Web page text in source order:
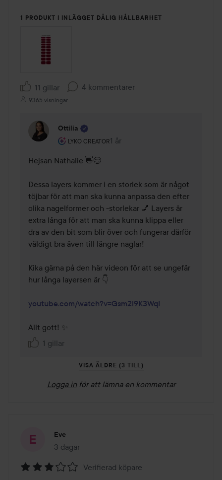
1 PRODUKT I INLÄGGET DÅLIG HÅLLBARHET
11 gillar 4 kommentarer
9365 visningar
Ottilia
LYKO CREATOR
Användarens roll: Lyko Creator.
1 år
Kommentaren lades 1 år
Hejsan Nathalie 👋😊
Dessa layers kommer i en storlek som är något
töjbar för att man ska kunna anpassa den efter
olika nagelformer och -storlekar 💅 Layers är
extra långa för att man ska kunna klippa eller
dra av den bit som blir över och fungerar därför
väldigt bra även till längre naglar!
Kika gärna på den här videon för att se ungefär
hur långa layersen är 👇
youtube.com/watch?v=Gsm2l9K3WqI
Allt gott! ✨
1 gillar
VISA ÄLDRE (3 TILL)
Logga in för att lämna en kommentar
Eve
3 dagar
Inlägget skapades 3 dagar
Verifierad köpare